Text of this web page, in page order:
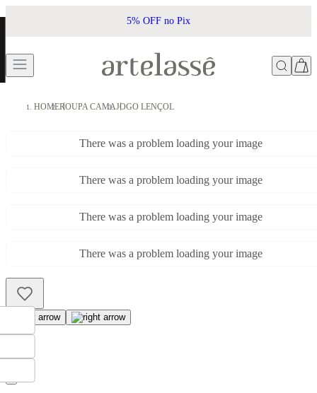
5% OFF no Pix
HOMEROUPA CAMAJOGO LENÇOL
There was a problem loading your image
There was a problem loading your image
There was a problem loading your image
There was a problem loading your image